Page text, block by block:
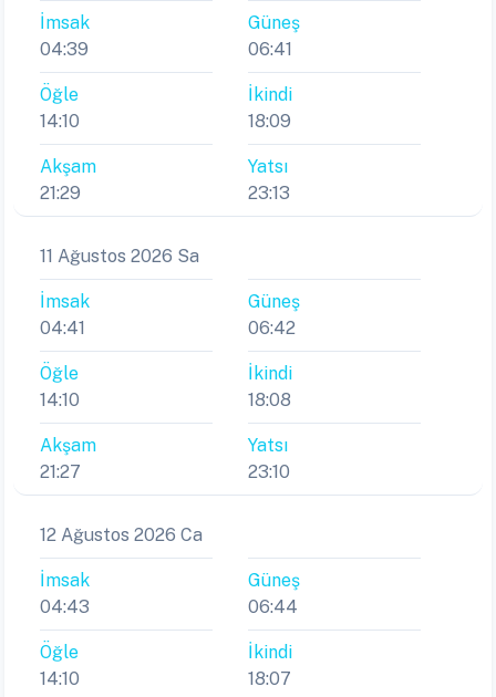
İmsak
04:39
Güneş
06:41
Öğle
14:10
İkindi
18:09
Akşam
21:29
Yatsı
23:13
11 Ağustos 2026 Sa
İmsak
04:41
Güneş
06:42
Öğle
14:10
İkindi
18:08
Akşam
21:27
Yatsı
23:10
12 Ağustos 2026 Ca
İmsak
04:43
Güneş
06:44
Öğle
14:10
İkindi
18:07